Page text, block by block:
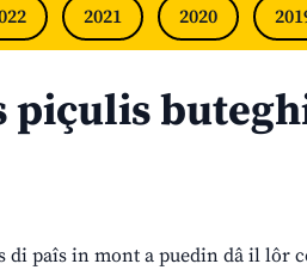
2021 2020
piçulis
di paîs in mont a puedin dâ il lôr